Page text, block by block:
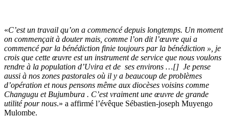
«C’est un travail qu’on a commencé depuis longtemps. Un moment
on commençait à douter mais, comme l’on dit l’œuvre qui a
commencé par la bénédiction finie toujours par la bénédiction », je
crois que cette œuvre est un instrument de service que nous voulons
rendre à la population d’Uvira et de ses environs …[] Je pense
aussi à nos zones pastorales où il y a beaucoup de problèmes
d’opération et nous pensons même aux diocèses voisins comme
Changugu et Bujumbura . C’est vraiment une œuvre de grande
utilité pour nous.» a affirmé l’évêque Sébastien-joseph Muyengo
Mulombe.